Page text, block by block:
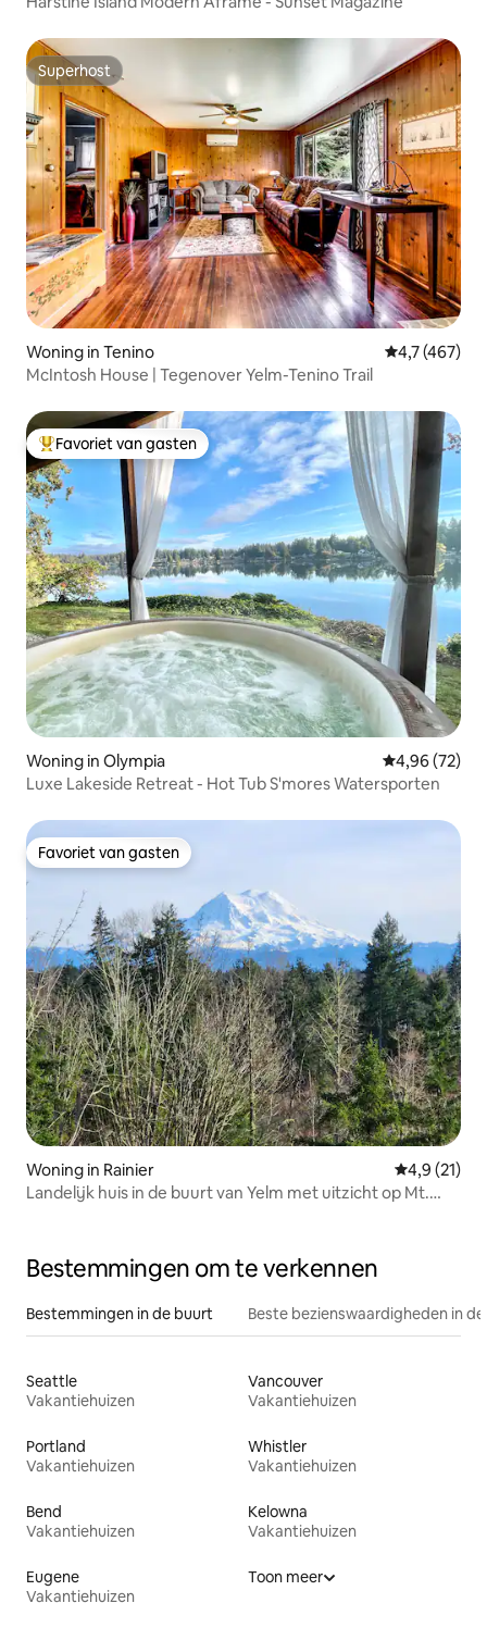
Superhost
Superhost
Woning in Tenino Gemiddelde
4,7 (467)
McIntosh House | Tegenover Yelm-Tenino Trail
Topfavoriet van gasten
Favoriet van gasten
Woning in Olympia Gemiddelde
4,96 (72)
Luxe Lakeside Retreat - Hot Tub S'mores Watersporten
Favoriet van gasten
Favoriet van gasten
Woning in Rainier
4,9 (21)
Landelijk huis in de buurt van Yelm met uitzicht op Mt.
Bestemmingen om te verkennen
Bestemmingen in de buurt Beste bezienswaardigheden in
Seattle
Vakantiehuizen
Vancouver
Vakantiehuizen
Portland
Vakantiehuizen
Whistler
Vakantiehuizen
Bend
Vakantiehuizen
Kelowna
Vakantiehuizen
Eugene
Vakantiehuizen
Toon meer